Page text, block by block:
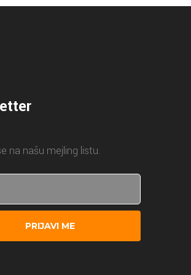
na našu mejling listu.
PRIJAVI ME